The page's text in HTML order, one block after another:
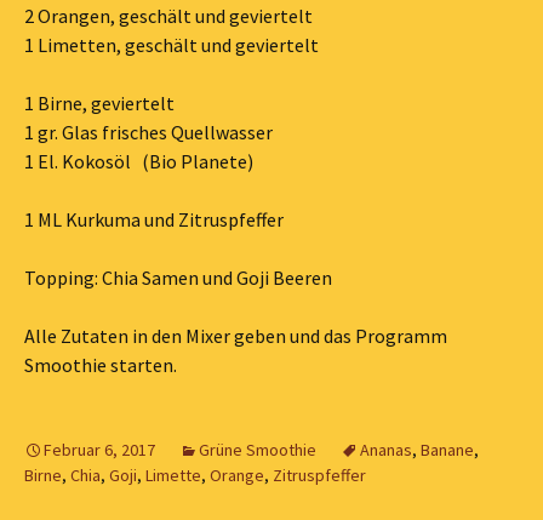
2 Orangen, geschält und geviertelt
1 Limetten, geschält und geviertelt
1 Birne, geviertelt
1 gr. Glas frisches Quellwasser
1 El. Kokosöl (Bio Planete)
1 ML Kurkuma und Zitruspfeffer
Topping: Chia Samen und Goji Beeren
Alle Zutaten in den Mixer geben und das Programm
Smoothie starten.
Februar 6, 2017 Grüne Smoothie Ananas, Banane,
Birne, Chia, Goji, Limette, Orange, Zitruspfeffer